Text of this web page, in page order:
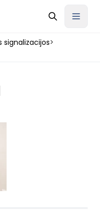
signalizacijos>